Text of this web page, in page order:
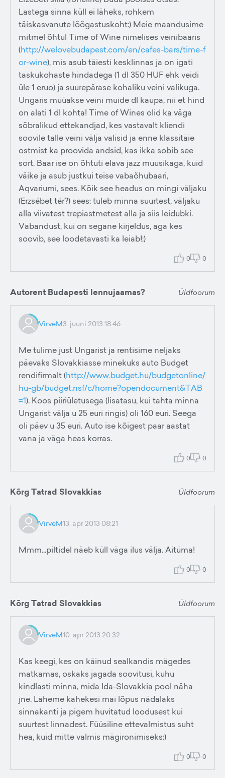
Lastega sinna küll ei läheks, rohkem
täiskasvanute lõõgastuskoht:) Meie maandusime
mitmel õhtul Time of Wine nimelises veinibaaris
(http://welovebudapest.com/en/cafes-bars/time-f
or-wine), mis asub täiesti kesklinnas ja on igati
taskukohaste hindadega (1 dl 350 HUF ehk veidi
üle 1 eruo) ja suurepärase kohaliku veini valikuga.
Ungaris müüakse veini muide dl kaupa, nii et hind
on alati 1 dl kohta! Time of Wines olid ka väga
sõbralikud ettekandjad, kes vastavalt kliendi
soovile talle veini välja valisid ja enne klassitäie
ostmist ka proovida andsid, kas ikka sobib see
sort. Baar ise on õhtuti elava jazz muusikaga, kuid
väike ja asub justkui teise vabaõhubaari,
Aqvariumi, sees. Kõik see headus on mingi väljaku
(Erzsébet tér?) sees: tuleb minna suurtest, väljaku
alla viivatest trepiastmetest alla ja siis leidubki.
Vabandust, kui on segane kirjeldus, aga kes
soovib, see loodetavasti ka leiab!:)
0 0
Autorent Budapesti lennujaamas? Üldfoorum
VirveM3. juuni 2013 18:46
Me tulime just Ungarist ja rentisime neljaks
päevaks Slovakkiasse minekuks auto Budget
rendifirmalt (http://www.budget.hu/budgetonline/
hu-gb/budget.nsf/c/home?opendocument&TAB
=1). Koos piiriületusega (lisatasu, kui tahta minna
Ungarist välja u 25 euri ringis) oli 160 euri. Seega
oli päev u 35 euri. Auto ise kõigest paar aastat
vana ja väga heas korras.
0 0
Kõrg Tatrad Slovakkias Üldfoorum
VirveM13. apr 2013 08:21
Mmm...piltidel näeb küll väga ilus välja. Aitüma!
0 0
Kõrg Tatrad Slovakkias Üldfoorum
VirveM10. apr 2013 20:32
Kas keegi, kes on käinud sealkandis mägedes
matkamas, oskaks jagada soovitusi, kuhu
kindlasti minna, mida Ida-Slovakkia pool näha
jne. Läheme kahekesi mai lõpus nädalaks
sinnakanti ja pigem huvitatud loodusest kui
suurtest linnadest. Füüsiline ettevalmistus suht
hea, kuid mitte valmis mägironimiseks:)
0 0